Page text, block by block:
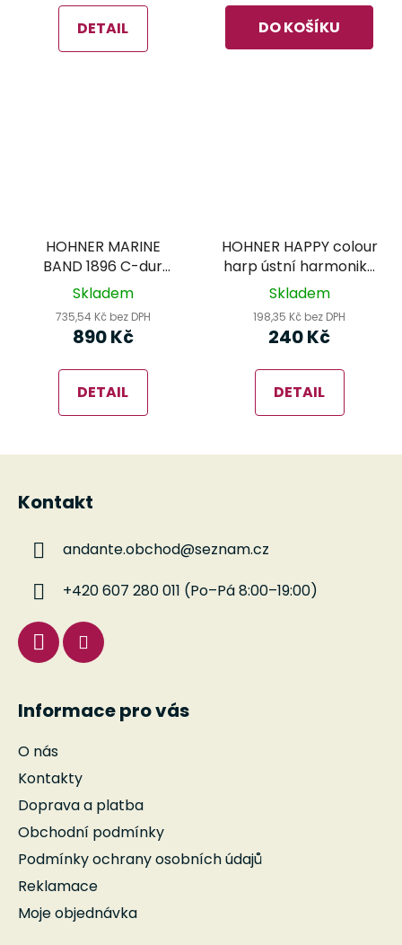
DETAIL DO KOŠÍKU
HOHNER MARINE
BAND 1896 C-dur
foukací harmonika
Skladem
735,54 Kč bez DPH
890 Kč
DETAIL
HOHNER HAPPY colour
harp ústní harmonika
pro děti
Skladem
198,35 Kč bez DPH
240 Kč
DETAIL
Z
Kontakt
andante.obchod@seznam.cz
+420 607 280 011 (Po–Pá 8:00–19:00)
Informace pro vás
O nás
Kontakty
Doprava a platba
Obchodní podmínky
Podmínky ochrany osobních údajů
Reklamace
Moje objednávka